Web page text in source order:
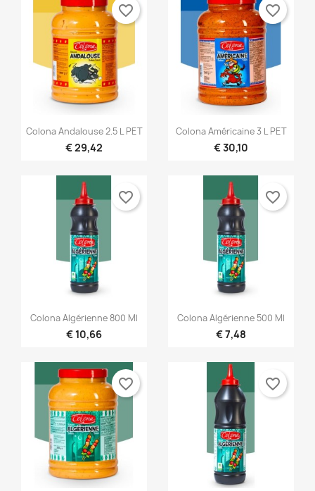
Maak een verlanglijst
((modalTitle))
Inloggen
Snel bekijken
Colona Andalouse 2.5 L PET
€ 29,42
favorite_border
 Snel bekijken
Colona Américaine 3 L PET
€ 30,10
favorite_border
Snel bekijken
Colona Algérienne 800 Ml
€ 10,66
favorite_border
Snel bekijken
Colona Algérienne 500 Ml
€ 7,48
favorite_border
favorite_border favorite_border